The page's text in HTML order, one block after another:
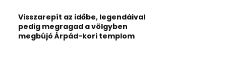
Visszarepít az időbe, legendáival
pedig megragad a völgyben
megbújó Árpád-kori templom